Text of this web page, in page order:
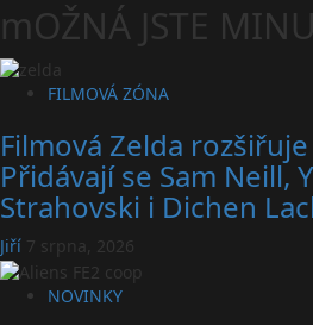
mOŽNÁ JSTE
FILMOVÁ ZÓNA
Filmová Zelda
Přidávají se Sam Neill,
Strahovski i Dichen
Jiří 7 srpna, 2026
NOVINKY